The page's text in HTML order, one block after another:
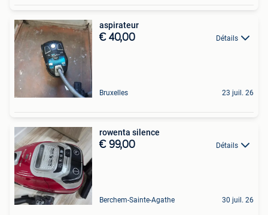
aspirateur
€ 40,00 Détails
Bruxelles 23 juil. 26
rowenta silence
€ 99,00 Détails
Berchem-Sainte-Agathe 30 juil. 26